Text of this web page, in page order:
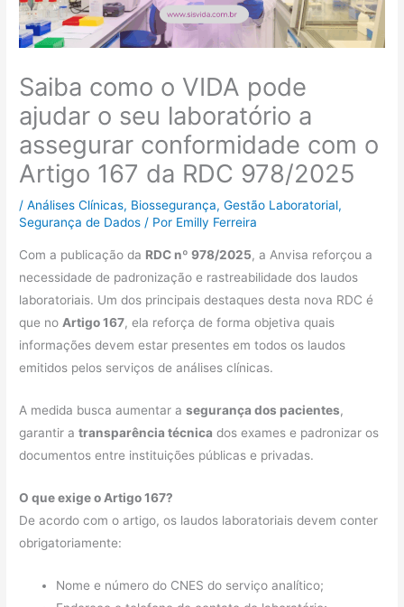
Saiba como o VIDA pode
ajudar o seu laboratório a
assegurar conformidade com o
Artigo 167 da RDC 978/2025
/Análises Clínicas, Biossegurança,Gestão Laboratorial,
Segurança de Dados / Por Emilly Ferreira
Com a publicação da RDC nº 978/2025, a Anvisa reforçou a
necessidade de padronização e rastreabilidade dos laudos
laboratoriais. Um dos principais destaques desta nova RDC é
que no Artigo 167, ela reforça de forma objetiva quais
informações devem estar presentes em todos os laudos
emitidos pelos serviços de análises clínicas.
A medida busca aumentar asegurança dos pacientes,
garantir atransparência técnica dos exames e padronizar os
documentos entre instituições públicas e privadas.
O que exige o Artigo 167?
De acordo com o artigo, os laudos laboratoriais devem conter
obrigatoriamente:
Nome e número do CNES do serviço analítico;